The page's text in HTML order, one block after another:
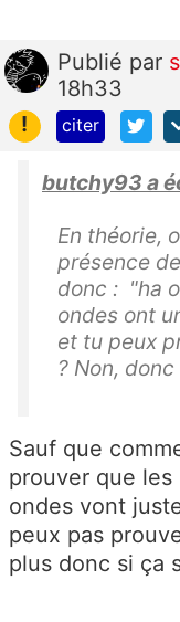
Publié par
18h33
!
citer
butchy93 a
En théorie,
présence
donc : "ha
ondes ont
et tu peux
? Non, donc
Sauf que
prouver que
ondes vont
peux pas
plus donc si ça